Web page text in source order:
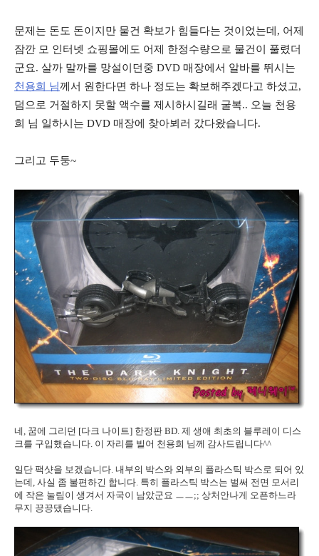
문제는 돈도 돈이지만 물건 확보가 힘들다는 것이었는데, 어제
잠깐 모 인터넷 쇼핑몰에도 어제 한정수량으로 물건이 풀렸더
군요. 살까 말까를 망설이던중 DVD 매장에서 알바를 뛰시는
천용희 님께서 원한다면 하나 정도는 확보해주겠다고 하셨고,
덤으로 거절하지 못할 액수를 제시하시길래 굴복.. 오늘 천용
희 님 일하시는 DVD 매장에 찾아뵈러 갔다왔습니다.
그리고 두둥~
네, 꿈에 그리던 [다크 나이트] 한정판 BD. 제 생애 최초의 블루레이 디스
크를 구입했습니다. 이 자리를 빌어 천용희 님께 감사드립니다^^
일단 팩샷을 보겠습니다. 내부의 박스와 외부의 플라스틱 박스로 되어 있
는데, 사실 좀 불편하긴 합니다. 특히 플라스틱 박스는 벌써 전면 모서리
에 작은 눌림이 생겨서 자국이 남았군요 ㅡㅡ;; 상처안나게 오픈하느라
무지 끙끙댔습니다.